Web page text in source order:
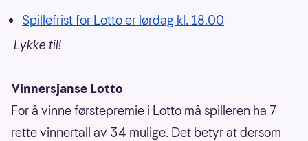
Spillefrist for Lotto er lørdag kl. 18.00
Lykke til!
Vinnersjanse Lotto
For å vinne førstepremie i Lotto må spilleren ha 7
rette vinnertall av 34 mulige. Det betyr at dersom